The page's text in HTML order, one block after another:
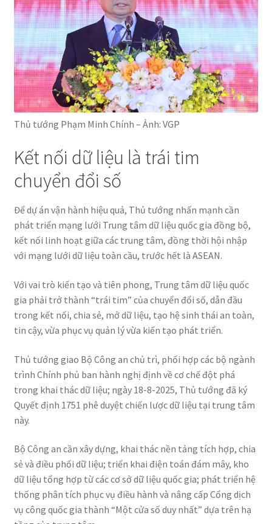
Thủ tướng Phạm Minh Chính – Ảnh: VGP
Kết nối dữ liệu là trái tim
chuyển đổi số
Để dự án vận hành hiệu quả, Thủ tướng nhấn mạnh cần
phát triển mạng lưới Trung tâm dữ liệu quốc gia đồng bộ,
kết nối linh hoạt giữa các trung tâm, đồng thời hội nhập
với mạng lưới dữ liệu toàn cầu, trước hết là ASEAN.
Với vai trò kiến tạo và tiên phong, Trung tâm dữ liệu quốc
gia phải trở thành “trái tim” của chuyển đổi số, dẫn đầu
trong kết nối, chia sẻ, mở dữ liệu, tạo hệ sinh thái an toàn,
tin cậy, vừa phục vụ quản lý vừa kiến tạo phát triển.
Thủ tướng giao Bộ Công an chủ trì, phối hợp các bộ ngành
trình Chính phủ ban hành nghị định về cơ chế đột phá
trong khai thác dữ liệu; ngày 18-8-2025, Thủ tướng đã ký
Quyết định 1751 phê duyệt chiến lược dữ liệu tại trung tâm
này.
Bộ Công an cần xây dựng, khai thác nền tảng tích hợp, chia
sẻ và điều phối dữ liệu; triển khai điện toán đám mây, kho
dữ liệu tổng hợp từ các cơ sở dữ liệu quốc gia; phát triển hệ
thống phân tích phục vụ điều hành và nâng cấp Cổng dịch
vụ công quốc gia thành “Một cửa số duy nhất” dựa trên hạ